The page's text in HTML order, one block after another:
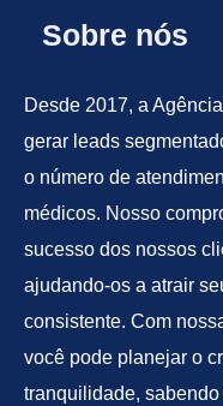
Sobre nós
Desde 2017, a
gerar leads
o número de
médicos. Nosso
sucesso dos nossos
ajudando-os a atrair
consistente. Com
você pode planejar o
tranquilidade,